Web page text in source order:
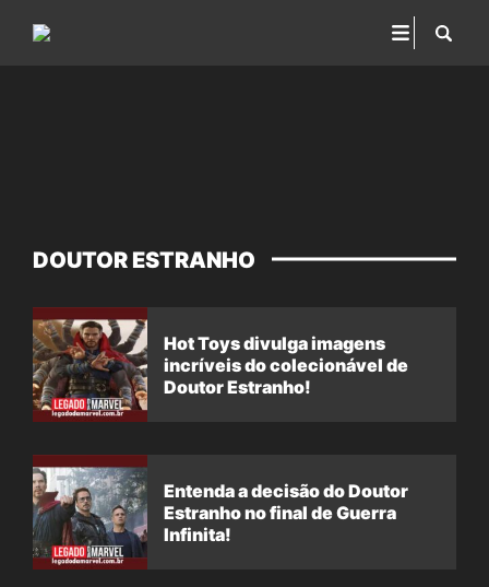
DOUTOR ESTRANHO
Hot Toys divulga imagens
incríveis do colecionável de
Doutor Estranho!
Entenda a decisão do Doutor
Estranho no final de Guerra
Infinita!